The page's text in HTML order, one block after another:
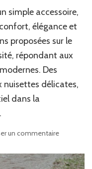
simple accessoire,
élégance et
proposées sur le
répondant aux
Des
nuisettes délicates,
dans la
un commentairesur
notre
collection